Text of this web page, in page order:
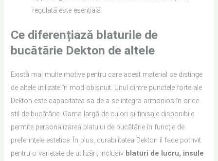
regulată este esențială.
Ce diferențiază blaturile de
bucătărie Dekton de altele
Există mai multe motive pentru care acest material se distinge
de altele utilizate în mod obișnuit. Unul dintre punctele forte ale
Dekton este capacitatea sa de a se integra armonios în orice
stil de bucătărie. Gama largă de culori și finisaje disponibile
permite personalizarea blatului de bucătărie în funcție de
preferințele estetice. În plus, durabilitatea Dekton îl face potrivit
pentru o varietate de utilizări, inclusiv blaturi de lucru, insule